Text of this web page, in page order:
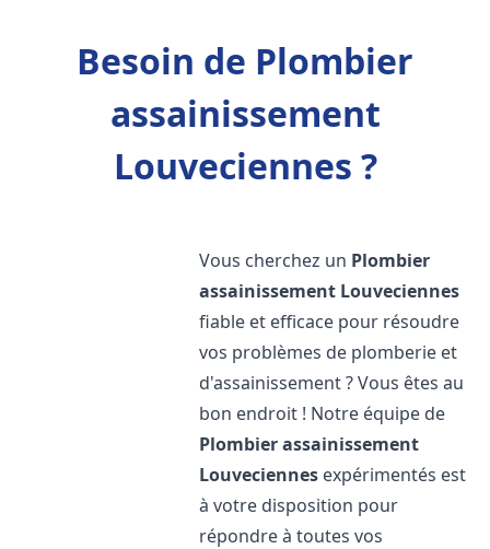
Besoin de Plombier
assainissement
Louveciennes ?
Vous cherchez un Plombier
assainissement Louveciennes
fiable et efficace pour résoudre
vos problèmes de plomberie et
d'assainissement ? Vous êtes au
bon endroit ! Notre équipe de
Plombier assainissement
Louveciennes expérimentés est
à votre disposition pour
répondre à toutes vos